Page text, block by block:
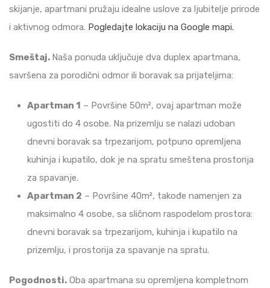
skijanje, apartmani pružaju idealne uslove za ljubitelje prirode
i aktivnog odmora. Pogledajte lokaciju na Google mapi.
Smeštaj. Naša ponuda uključuje dva duplex apartmana,
savršena za porodični odmor ili boravak sa prijateljima:
Apartman 1 – Površine 50m², ovaj apartman može
ugostiti do 4 osobe. Na prizemlju se nalazi udoban
dnevni boravak sa trpezarijom, potpuno opremljena
kuhinja i kupatilo, dok je na spratu smeštena prostorija
za spavanje.
Apartman 2 – Površine 40m², takođe namenjen za
maksimalno 4 osobe, sa sličnom raspodelom prostora:
dnevni boravak sa trpezarijom, kuhinja i kupatilo na
prizemlju, i prostorija za spavanje na spratu.
Pogodnosti. Oba apartmana su opremljena kompletnom